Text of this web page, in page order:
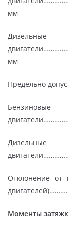
мм
Дизельные
мм
Предельно
Бензиновые
Дизельные
Отклонение от
Моменты